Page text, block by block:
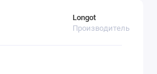
Longot
Производитель